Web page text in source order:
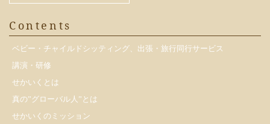
Contents
ベビー・チャイルドシッティング、出張・旅行同行サービス
講演・研修
せかいくとは
真の”グローバル人”とは
せかいくのミッション